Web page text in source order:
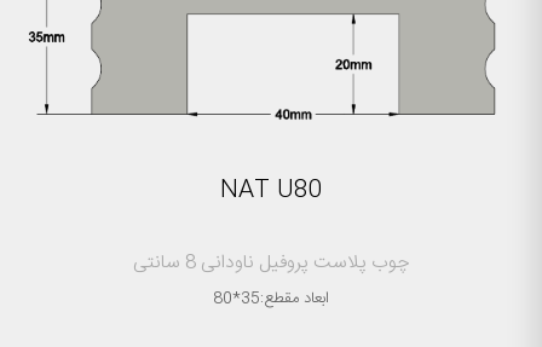
NAT U80
چوب پلاست پروفیل ناودانی 8 سانتی
ابعاد مقطع:35*80